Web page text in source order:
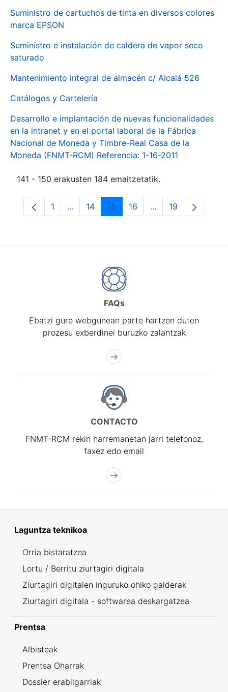
Suministro de cartuchos de tinta en diversos colores
marca EPSON
Suministro e instalación de caldera de vapor seco
saturado
Mantenimiento integral de almacén c/ Alcalá 526
Catálogos y Cartelería
Desarrollo e implantación de nuevas funcionalidades
en la intranet y en el portal laboral de la Fábrica
Nacional de Moneda y Timbre-Real Casa de la
Moneda (FNMT-RCM) Referencia: 1-16-2011
141 - 150 erakusten 184 emaitzetatik.
Orrialdea
1 ...Intermediate Pages Use TAB to navigate.
Orrialdea
14 Orrialdea
15 Orrialdea
16 ...Intermediate
Orrialdea
19
FAQs
Ebatzi gure webgunean parte hartzen duten
prozesu exberdinei buruzko zalantzak
CONTACTO
FNMT-RCM rekin harremanetan jarri telefonoz,
faxez edo email
Laguntza teknikoa
Orria bistaratzea
Lortu / Berritu ziurtagiri digitala
Ziurtagiri digitalen inguruko ohiko galderak
Ziurtagiri digitala - softwarea deskargatzea
Prentsa
Albisteak
Prentsa Oharrak
Dossier erabilgarriak